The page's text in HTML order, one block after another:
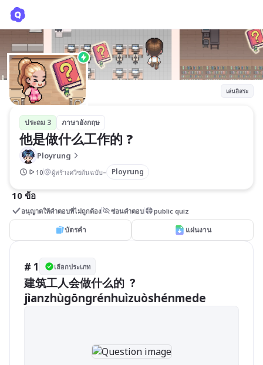
เล่นอิสระ
ประถม 3 ภาษาอังกฤษ
他是做什么工作的 ?
Ployrung
10 ผู้สร้างควิซต้นฉบับ- Ployrung
10 ข้อ
อนุญาตให้คำตอบที่ไม่ถูกต้อง ซ่อนคำตอบ public quiz
บัตรคำ แผ่นงาน
# 1 เลือกประเภท
建筑工人会做什么的 ？
jìanzhùgōngrénhuìzuòshénmede